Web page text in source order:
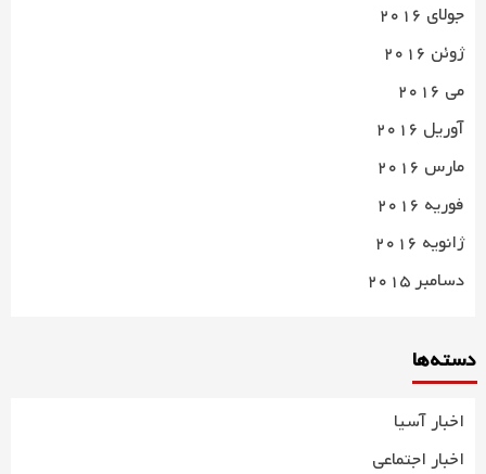
جولای 2016
ژوئن 2016
می 2016
آوریل 2016
مارس 2016
فوریه 2016
ژانویه 2016
دسامبر 2015
دسته‌ها
اخبار آسیا
اخبار اجتماعی